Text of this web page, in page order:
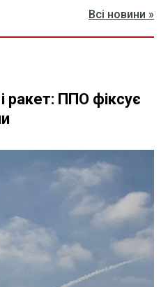
Всі новини »
ракет: ППО фіксує